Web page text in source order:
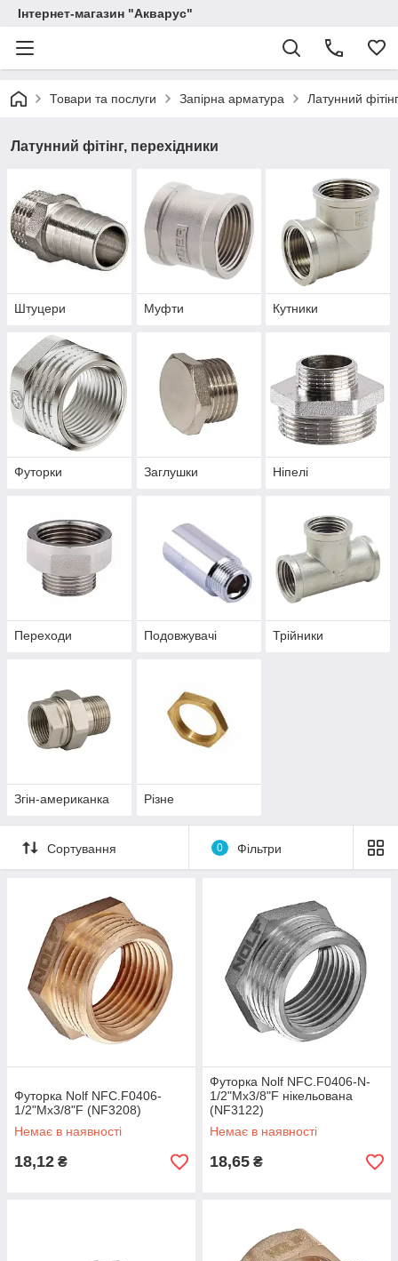
Інтернет-магазин "Акварус"
Товари та послуги Запірна арматура Латунний
Латунний фітінг, перехідники
Штуцери Муфти Кутники
Футорки Заглушки Ніпелі
Переходи Подовжувачі Трійники
Згін-американка Різне
Сортування 0 Фільтри
Футорка Nolf NFC.F0406-
1/2"Mx3/8"F (NF3208)
Немає в наявності
18,12 ₴
Футорка Nolf NFC.F0406-N-
1/2"Mx3/8"F нікельована
(NF3122)
Немає в наявності
18,65 ₴